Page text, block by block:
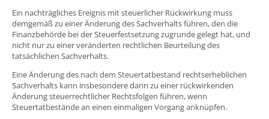
Ein nachträgliches Ereignis mit steuerlicher Rückwirkung muss
demgemäß zu einer Änderung des Sachverhalts führen, den die
Finanzbehörde bei der Steuerfestsetzung zugrunde gelegt hat, und
nicht nur zu einer veränderten rechtlichen Beurteilung des
tatsächlichen Sachverhalts.
Eine Änderung des nach dem Steuertatbestand rechtserheblichen
Sachverhalts kann insbesondere dann zu einer rückwirkenden
Änderung steuerrechtlicher Rechtsfolgen führen, wenn
Steuertatbestände an einen einmaligen Vorgang anknüpfen.